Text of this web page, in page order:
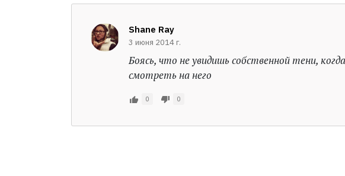
Shane Ray
3 июня 2014 г.
Боясь, что не увидишь собственной тени,
смотреть на него
0 0